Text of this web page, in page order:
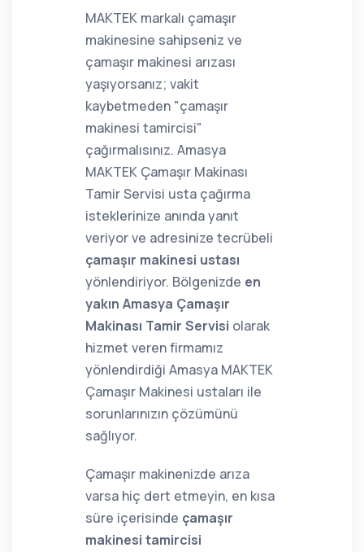
MAKTEK markalı çamaşır
makinesine sahipseniz ve
çamaşır makinesi arızası
yaşıyorsanız; vakit
kaybetmeden "çamaşır
makinesi tamircisi"
çağırmalısınız. Amasya
MAKTEK Çamaşır Makinası
Tamir Servisi usta çağırma
isteklerinize anında yanıt
veriyor ve adresinize tecrübeli
çamaşır makinesi ustası
yönlendiriyor. Bölgenizde en
yakın Amasya Çamaşır
Makinası Tamir Servisi olarak
hizmet veren firmamız
yönlendirdiği Amasya MAKTEK
Çamaşır Makinesi ustaları ile
sorunlarınızın çözümünü
sağlıyor.
Çamaşır makinenizde arıza
varsa hiç dert etmeyin, en kısa
süre içerisinde çamaşır
makinesi tamircisi